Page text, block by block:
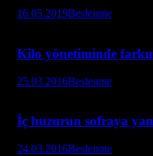
16.05.2019Beslenme
Kilo yönetiminde
25.03.2016Beslenme
İç huzurun sofraya
24.03.2016Beslenme